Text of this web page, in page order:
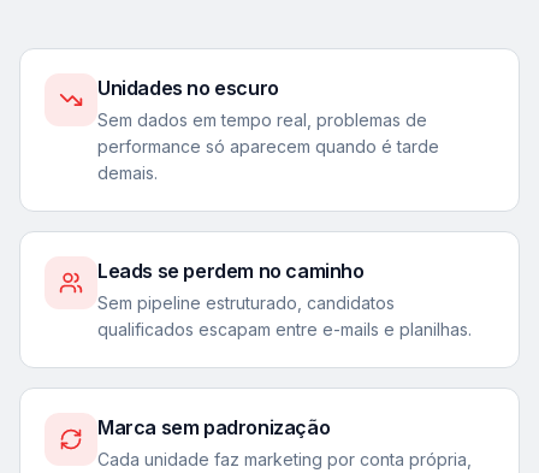
Unidades no escuro
Sem dados em tempo real, problemas de
performance só aparecem quando é tarde
demais.
Leads se perdem no caminho
Sem pipeline estruturado, candidatos
qualificados escapam entre e-mails e planilhas.
Marca sem padronização
Cada unidade faz marketing por conta própria,